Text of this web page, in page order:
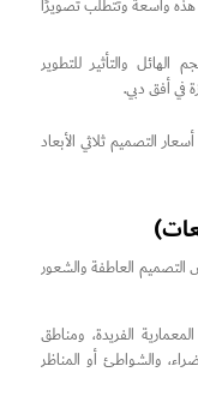
هذه واسعة وتتطلب تصويرًا
الهائل والتأثير للتطوير
في أفق دبي.
التصميم ثلاثي الأبعاد
التصميم العاطفة والشعور
الفريدة، ومناطق
والشواطئ أو المناظر